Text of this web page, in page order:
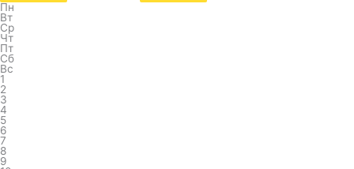
Пн
Вт
Ср
Чт
Пт
Сб
Вс
1
2
3
4
5
6
7
8
9